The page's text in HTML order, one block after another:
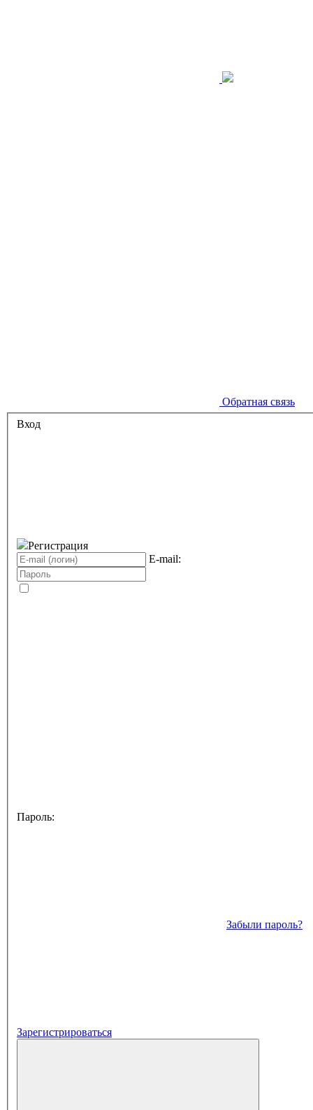
Обратная связь
Вход
Регистрация
E-mail:
Пароль:
Забыли пароль?
Зарегистрироваться